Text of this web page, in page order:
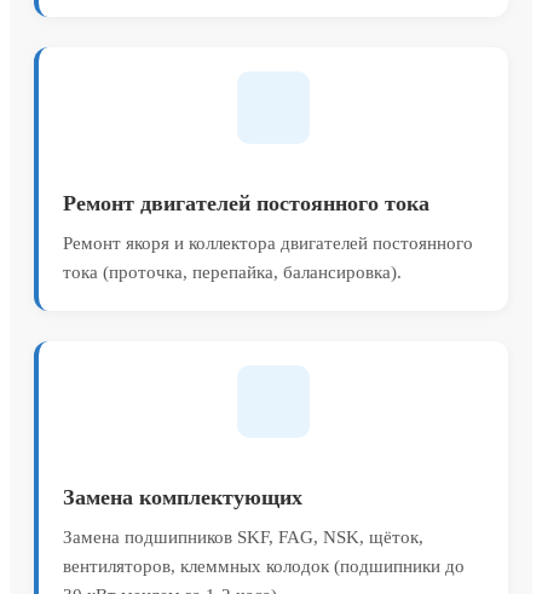
Ремонт двигателей постоянного тока
Ремонт якоря и коллектора двигателей постоянного
тока (проточка, перепайка, балансировка).
Замена комплектующих
Замена подшипников SKF, FAG, NSK, щёток,
вентиляторов, клеммных колодок (подшипники до